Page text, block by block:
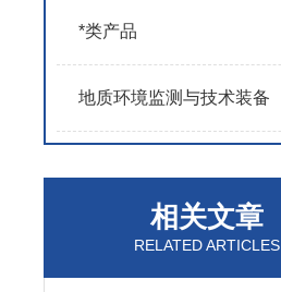
*类产品
地质环境监测与技术装备
相关文章
RELATED ARTICLES